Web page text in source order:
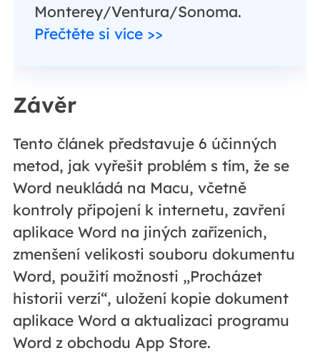
Monterey/Ventura/Sonoma.
Přečtěte si více >>
Závěr
Tento článek představuje 6 účinných
metod, jak vyřešit problém s tím, že se
Word neukládá na Macu, včetně
kontroly připojení k internetu, zavření
aplikace Word na jiných zařízeních,
zmenšení velikosti souboru dokumentu
Word, použití možnosti „Procházet
historii verzí“, uložení kopie dokument
aplikace Word a aktualizaci programu
Word z obchodu App Store.